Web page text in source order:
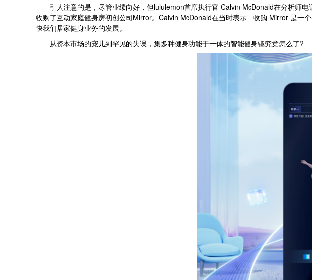
引人注意的是，尽管业绩向好，但lululemon首席执行官 Calvin McDonald在分析师电
收购了互动家庭健身房初创公司Mirror。Calvin McDonald在当时表示，收购 Mirror 是一
快我们居家健身业务的发展。
从资本市场的宠儿到罕见的失误，集多种健身功能于一体的智能健身镜究竟怎么了?